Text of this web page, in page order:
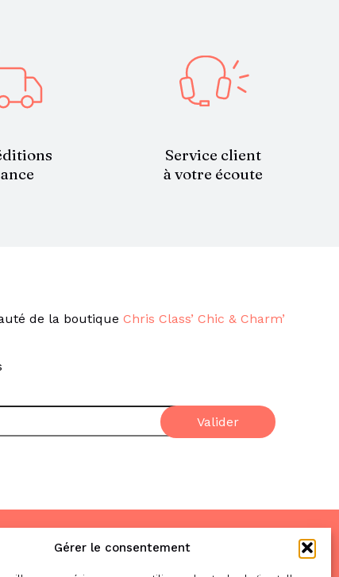
Gérer le consentement
Service client
à votre écoute
de la boutique Chris Class’ Chic & Charm’